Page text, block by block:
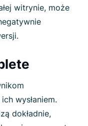
witrynie, może
wysłaniem.
dokładnie,